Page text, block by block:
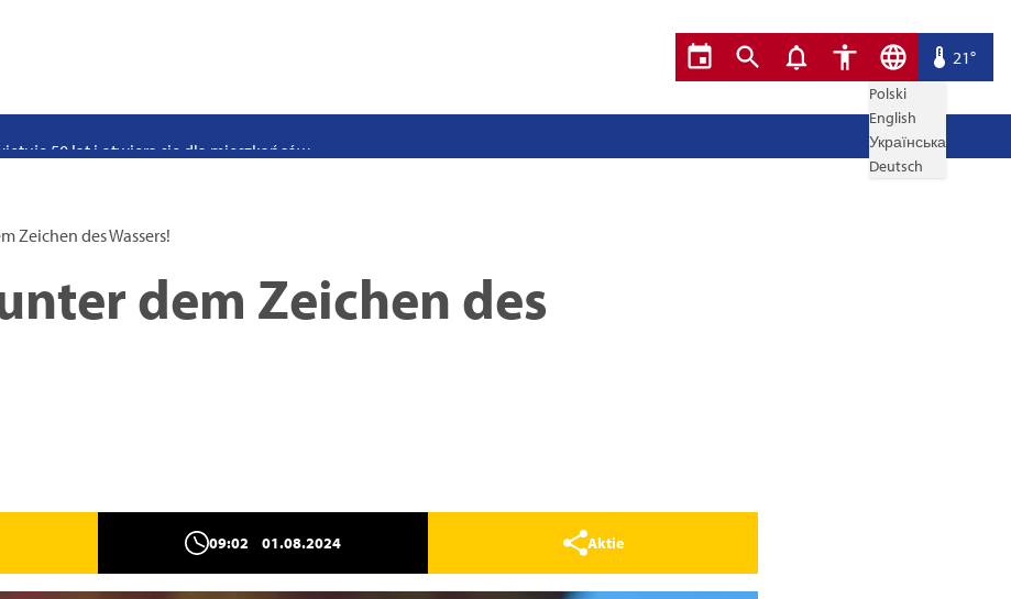
Polski
English
Українська
Deutsch
21°
Zeichen des Wassers!
dem Zeichen des
09:02 01.08.2024 Aktie